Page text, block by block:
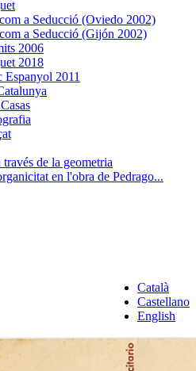
a Seducció (Oviedo 2002)
a Seducció (Gijón 2002)
2006
2018
2011
de la geometria
en l'obra de Pedrago...
Català
Castellano
English